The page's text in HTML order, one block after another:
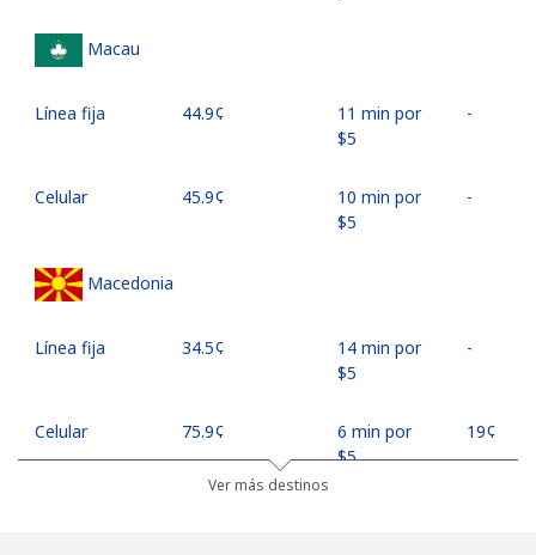
Macau
Línea fija ⁦44.9¢⁩
11 min por
⁦$5⁩
-
Celular ⁦45.9¢⁩
10 min por
⁦$5⁩
-
Macedonia
Línea fija ⁦34.5¢⁩
14 min por
⁦$5⁩
-
Celular ⁦75.9¢⁩
6 min por
⁦$5⁩
⁦19¢⁩
Ver más destinos